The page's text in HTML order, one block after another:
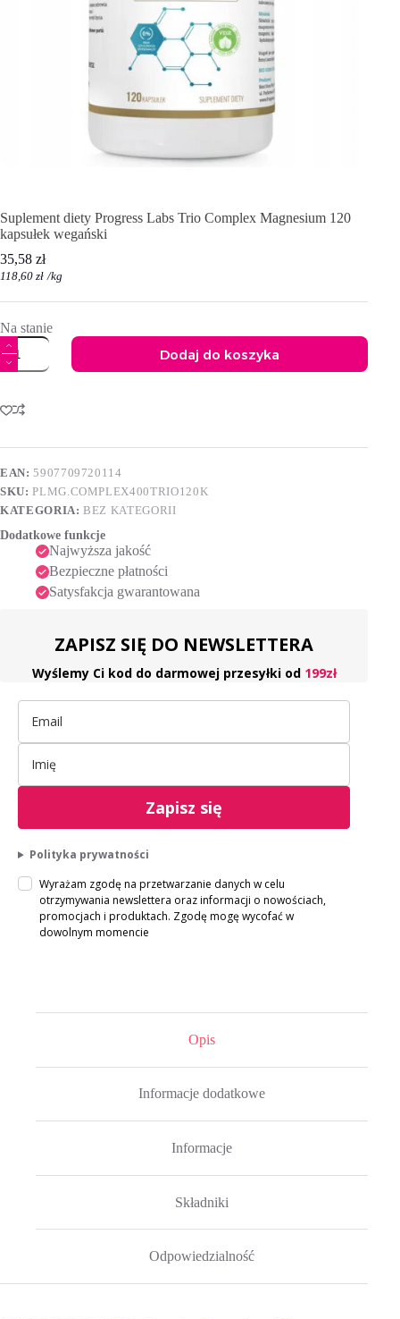
Suplement diety Progress Labs Trio Complex Magnesium 120
kapsułek wegański
35,58 zł
118,60 zł /kg
Na stanie
ilość
Suplement
diety
Labs
Trio
Magnesium
kapsułek
wegański
Dodaj do koszyka
t
r
a
t
i
e
EAN:5907709720114
SKU:PLMG.COMPLEX400TRIO120K
KATEGORIA:BEZ KATEGORII
Dodatkowe funkcje
Najwyższa jakość
Bezpieczne płatności
Satysfakcja gwarantowana
ZAPISZ SIĘ DO NEWSLETTERA
Wyślemy Ci kod do darmowej przesyłki od 199zł
Zapisz się
Polityka prywatności
Wyrażam zgodę na przetwarzanie danych w celu
otrzymywania newslettera oraz informacji o nowościach,
promocjach i produktach. Zgodę mogę wycofać w
dowolnym momencie
Opis
Informacje dodatkowe
Informacje
Składniki
Odpowiedzialność